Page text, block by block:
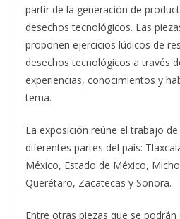
partir de la generación de
desechos tecnológicos. Las
proponen ejercicios lúdicos de
desechos tecnológicos a través
experiencias, conocimientos y
tema.
La exposición reúne el trabajo
diferentes partes del país:
México, Estado de México,
Querétaro, Zacatecas y Sonora.
Entre otras piezas que se